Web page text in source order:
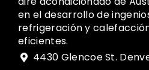
en el desarrollo de
refrigeración y
eficientes.
4430 Glencoe St.